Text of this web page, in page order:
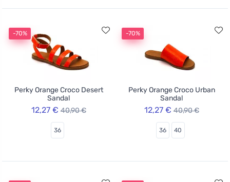
-70%
Perky Orange Croco Desert
Sandal
12,27 € 40,90 €
36
-70%
Perky Orange Croco Urban
Sandal
12,27 € 40,90 €
36 40